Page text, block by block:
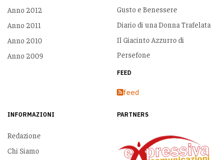
Anno 2012
Anno 2011
Anno 2010
Anno 2009
Gusto e Benessere
Diario di una Donna Trafelata
Il Giacinto Azzurro di
Persefone
FEED
feed
INFORMAZIONI
Redazione
Chi Siamo
PARTNERS